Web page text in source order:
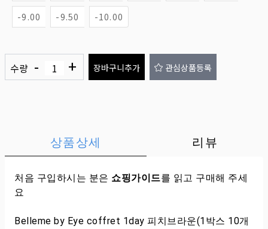
-9.00 -9.50 -10.00
수량 - + 장바구니추가 관심상품등록
상품상세 리뷰
처음 구입하시는 분은 쇼핑가이드를 읽고 구매해 주세
요
Belleme by Eye coffret 1day 피치브라운(1박스 10개